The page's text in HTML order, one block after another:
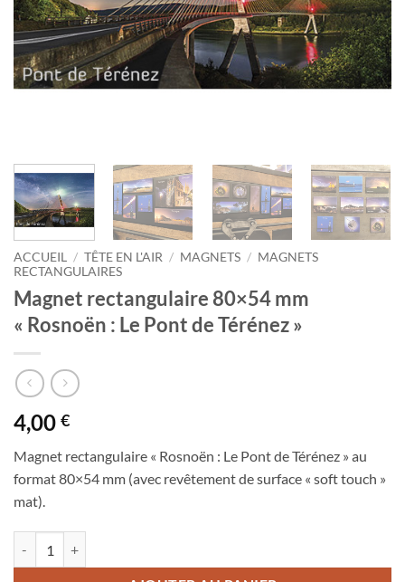
ACCUEIL / TÊTE EN L'AIR / MAGNETS / MAGNETS
RECTANGULAIRES
Magnet rectangulaire 80×54 mm
« Rosnoën : Le Pont de Térénez »
4,00 €
Magnet rectangulaire « Rosnoën : Le Pont de Térénez » au
format 80×54 mm (avec revêtement de surface « soft touch »
mat).